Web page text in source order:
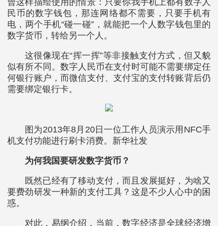
曾这样描绘使用的情景：只要你我手机上都有数字人
民币的数字钱包，那连网络都不需要，只要手机有
电，两个手机“碰一碰”，就能把一个人数字钱包里的
数字货币，转给另一个人。
这很像现在“挥一挥”等非接触支付方式，但又貌
似有所不同。数字人民币在支付时可能不需要绑定任
何银行账户，而微信支付、支付宝的支付转账背后仍
需要绑定银行卡。
图为2013年8月20日一位工作人员演示用NFC手
机支付功能进行刷卡消费。新华社发
为何我国要研发数字货币？
既然已经有了移动支付，而且发展挺好，为啥又
要费劲研发一种新的支付工具？这是不少人心中的困
惑。
对此，易纲介绍，当前，数字经济是全球经济增